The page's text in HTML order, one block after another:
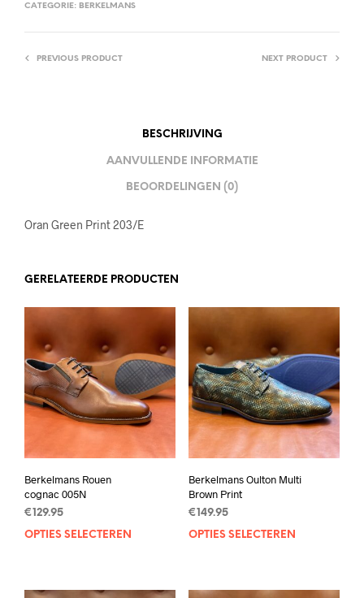
CATEGORIE: BERKELMANS
PREVIOUS PRODUCT NEXT PRODUCT
BESCHRIJVING
AANVULLENDE INFORMATIE
BEOORDELINGEN (0)
Oran Green Print 203/E
GERELATEERDE PRODUCTEN
Berkelmans Rouen
cognac 005N
€ 129.95
OPTIES SELECTEREN
Dit
meerdere
Berkelmans Oulton Multi
Brown Print
€ 149.95
OPTIES SELECTEREN